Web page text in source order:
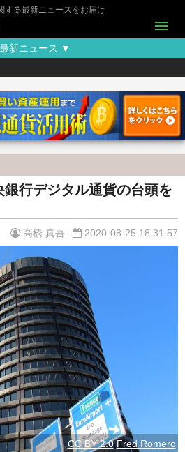
する最新ニュースをお届け
menu
新ニュース ▼
銀行デジタル通貨の台頭を
高橋 真吾 2020-08-25 18:31:57
CC BY 2.0 Fred Romero